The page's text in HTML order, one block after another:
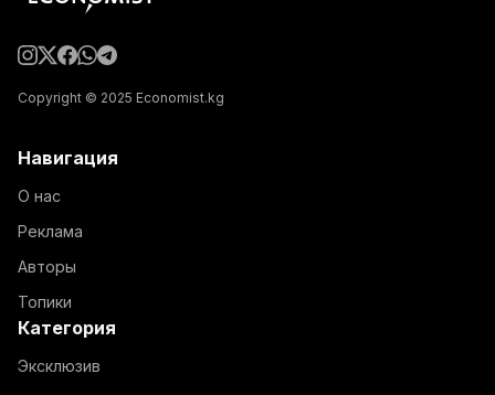
Copyright © 2025 Economist.kg
Навигация
О нас
Реклама
Авторы
Топики
Категория
Эксклюзив